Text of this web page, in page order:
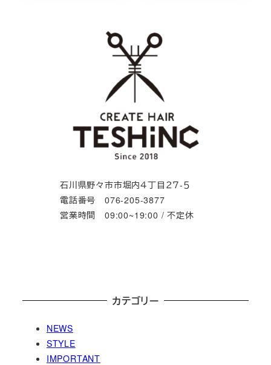
石川県野々市市堀内４丁目２７-５
電話番号 076-205-3877
営業時間 09:00~19:00 / 不定休
カテゴリー
NEWS
STYLE
IMPORTANT